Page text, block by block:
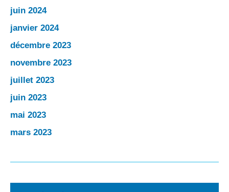
juin 2024
janvier 2024
décembre 2023
novembre 2023
juillet 2023
juin 2023
mai 2023
mars 2023